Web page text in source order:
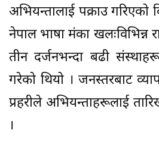
अभियन्तालाई पक्राउ गरिएको
नेपाल भाषा मंका खलःविभिन्न
तीन दर्जनभन्दा बढी
गरेको थियो । जनस्तरबाट
प्रहरीले अभियन्ताहरूलाई
।